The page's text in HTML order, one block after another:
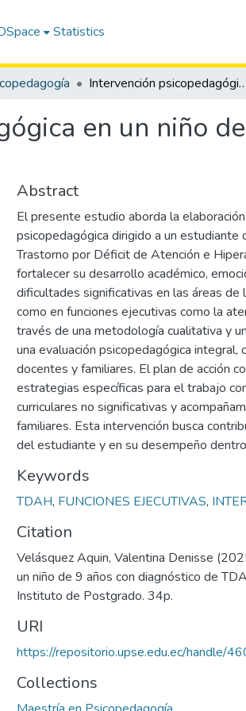
Statistics
Intervención psicopedagógica en un niño de 9 años con diagnóstico de TDAH
en un niño
Abstract
El presente estudio aborda la
psicopedagógica dirigido a un estudiante
Trastorno por Déficit de Atención e
fortalecer su desarrollo académico,
dificultades significativas en las áreas
como en funciones ejecutivas como la
través de una metodología cualitativa y
una evaluación psicopedagógica
docentes y familiares. El plan de acción
estrategias específicas para el trabajo
curriculares no significativas y
familiares. Esta intervención busca
del estudiante y en su desempeño
Keywords
TDAH, FUNCIONES EJECUTIVAS,
Citation
Velásquez Aquin, Valentina Denisse
un niño de 9 años con diagnóstico de
Instituto de Postgrado. 34p.
URI
https://repositorio.upse.edu.ec/handle/
Collections